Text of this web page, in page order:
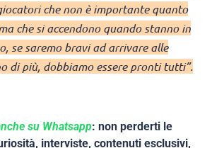
che non è importante quanto
che si accendono quando stanno in
se saremo bravi ad arrivare alle
di più, dobbiamo essere pronti tutti”.
su Whatsapp: non perderti le
interviste, contenuti esclusivi,